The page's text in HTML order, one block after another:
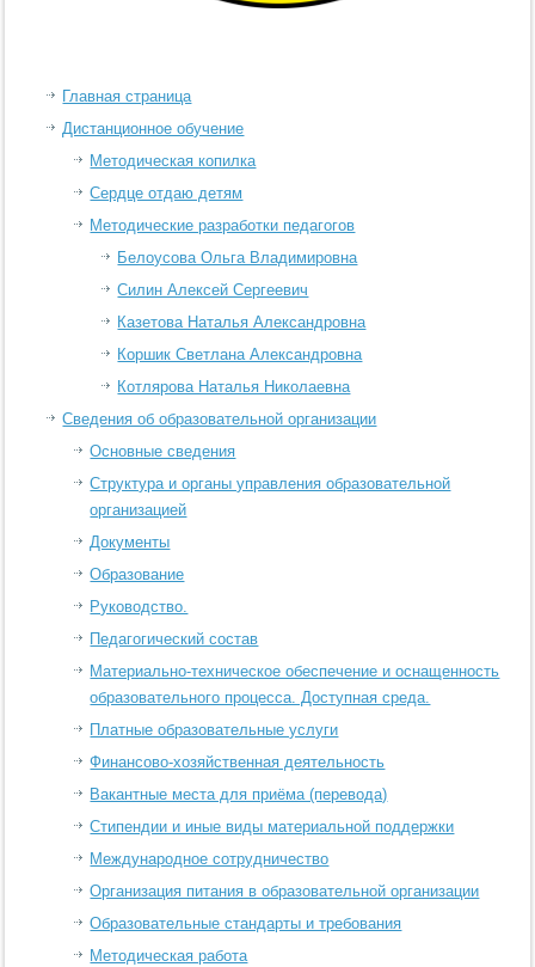
Главная страница
Дистанционное обучение
Методическая копилка
Сердце отдаю детям
Методические разработки педагогов
Белоусова Ольга Владимировна
Силин Алексей Сергеевич
Казетова Наталья Александровна
Коршик Светлана Александровна
Котлярова Наталья Николаевна
Сведения об образовательной организации
Основные сведения
Структура и органы управления образовательной
организацией
Документы
Образование
Руководство.
Педагогический состав
Материально-техническое обеспечение и оснащенность
образовательного процесса. Доступная среда.
Платные образовательные услуги
Финансово-хозяйственная деятельность
Вакантные места для приёма (перевода)
Стипендии и иные виды материальной поддержки
Международное сотрудничество
Организация питания в образовательной организации
Образовательные стандарты и требования
Методическая работа